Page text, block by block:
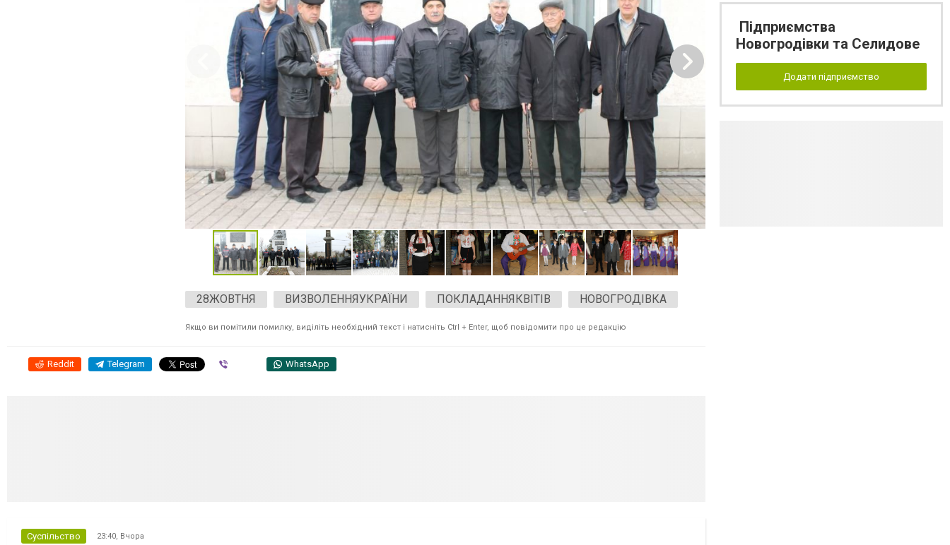
28ЖОВТНЯ ВИЗВОЛЕННЯУКРАЇНИ ПОКЛАДАННЯКВІТІВ НОВОГРОДІВКА
Якщо ви помітили помилку, виділіть необхідний текст і натисніть Ctrl + Enter, щоб повідомити про це редакцію
Reddit Telegram WhatsApp
Суспільство 23:40, Вчора
Підприємства
Новогродівки та Селидове
Додати підприємство